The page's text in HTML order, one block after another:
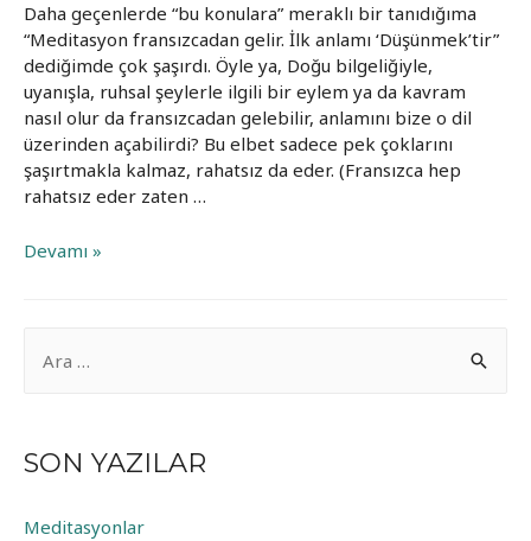
Daha geçenlerde “bu konulara” meraklı bir tanıdığıma
“Meditasyon fransızcadan gelir. İlk anlamı ‘Düşünmek’tir”
dediğimde çok şaşırdı. Öyle ya, Doğu bilgeliğiyle,
uyanışla, ruhsal şeylerle ilgili bir eylem ya da kavram
nasıl olur da fransızcadan gelebilir, anlamını bize o dil
üzerinden açabilirdi? Bu elbet sadece pek çoklarını
şaşırtmakla kalmaz, rahatsız da eder. (Fransızca hep
rahatsız eder zaten …
Meditasyonlar
Devamı »
m
:
SON YAZILAR
Meditasyonlar